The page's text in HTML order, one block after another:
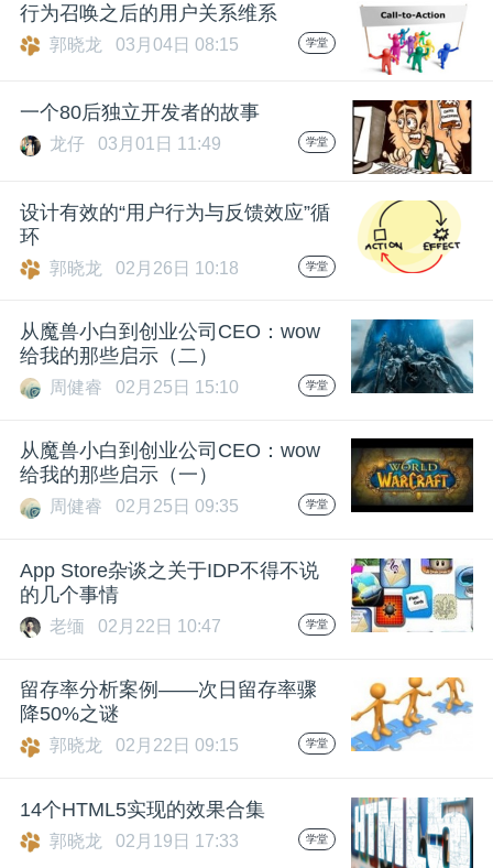
搞
机
行为召唤之后的用户关系维系
郭晓龙 03月04日 08:15 学堂
一个80后独立开发者的故事
龙仔 03月01日 11:49 学堂
设计有效的“用户行为与反馈效应”循
环
郭晓龙 02月26日 10:18 学堂
从魔兽小白到创业公司CEO：wow
给我的那些启示（二）
周健睿 02月25日 15:10 学堂
从魔兽小白到创业公司CEO：wow
给我的那些启示（一）
周健睿 02月25日 09:35 学堂
App Store杂谈之关于IDP不得不说
的几个事情
老缅 02月22日 10:47 学堂
留存率分析案例——次日留存率骤
降50%之谜
郭晓龙 02月22日 09:15 学堂
14个HTML5实现的效果合集
郭晓龙 02月19日 17:33 学堂